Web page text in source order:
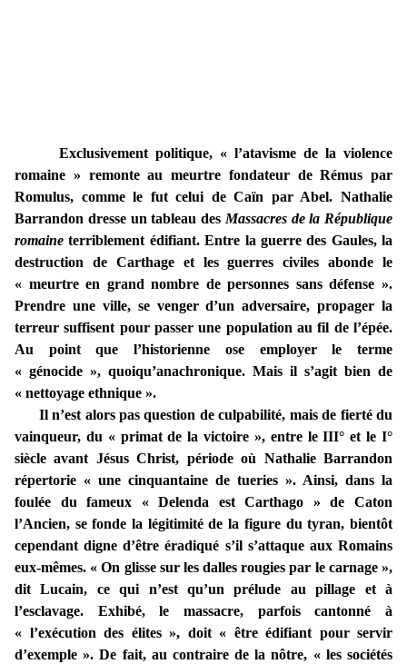
Exclusivement politique, « l’atavisme de la violence
romaine » remonte au meurtre fondateur de Rémus par
Romulus, comme le fut celui de Caïn par Abel. Nathalie
Barrandon dresse un tableau des Massacres de la République
romaine terriblement édifiant. Entre la guerre des Gaules, la
destruction de Carthage et les guerres civiles abonde le
« meurtre en grand nombre de personnes sans défense ».
Prendre une ville, se venger d’un adversaire, propager la
terreur suffisent pour passer une population au fil de l’épée.
Au point que l’historienne ose employer le terme
« génocide », quoiqu’anachronique. Mais il s’agit bien de
« nettoyage ethnique ».
Il n’est alors pas question de culpabilité, mais de fierté du
vainqueur, du « primat de la victoire », entre le III° et le I°
siècle avant Jésus Christ, période où Nathalie Barrandon
répertorie « une cinquantaine de tueries ». Ainsi, dans la
foulée du fameux « Delenda est Carthago » de Caton
l’Ancien, se fonde la légitimité de la figure du tyran, bientôt
cependant digne d’être éradiqué s’il s’attaque aux Romains
eux-mêmes. « On glisse sur les dalles rougies par le carnage »,
dit Lucain, ce qui n’est qu’un prélude au pillage et à
l’esclavage. Exhibé, le massacre, parfois cantonné à
« l’exécution des élites », doit « être édifiant pour servir
d’exemple ». De fait, au contraire de la nôtre, « les sociétés